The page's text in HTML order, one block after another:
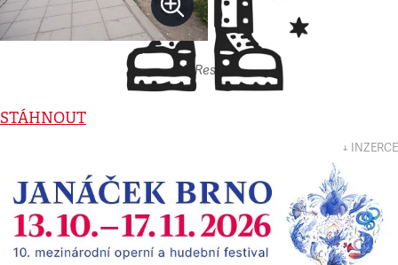
Autor: Respekt
STÁHNOUT
↓ INZERCE